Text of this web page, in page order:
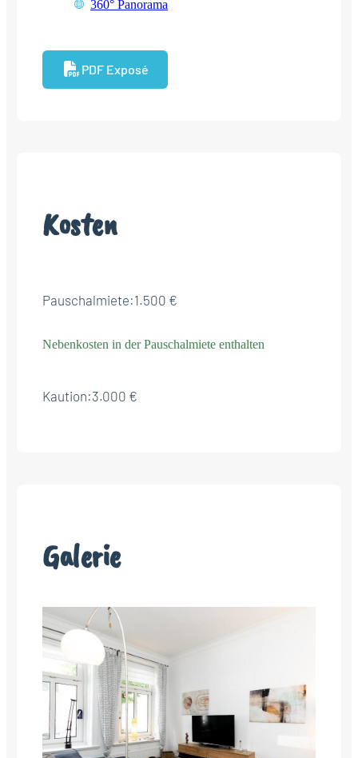
360° Panorama
PDF Exposé
Kosten
Pauschalmiete:1.500 €
Nebenkosten in der Pauschalmiete enthalten
Kaution:3.000 €
Galerie